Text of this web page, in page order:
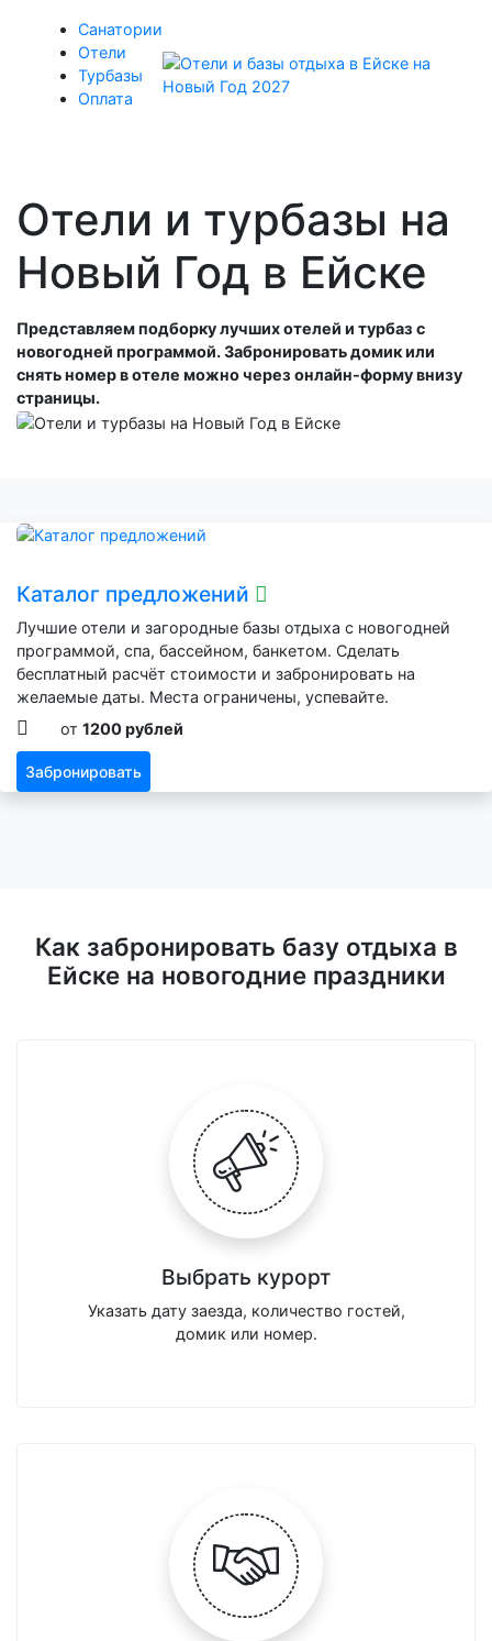
Санатории
Отели
Турбазы
Оплата
Отели и турбазы на
Новый Год в Ейске
Представляем подборку лучших отелей и турбаз с
новогодней программой. Забронировать домик или
снять номер в отеле можно через онлайн-форму внизу
страницы.
Каталог предложений
Лучшие отели и загородные базы отдыха с новогодней
программой, спа, бассейном, банкетом. Сделать
бесплатный расчёт стоимости и забронировать на
желаемые даты. Места ограничены, успевайте.
от 1200 рублей
Забронировать
Как забронировать базу отдыха в
Ейске на новогодние праздники
Выбрать курорт
Указать дату заезда, количество гостей,
домик или номер.